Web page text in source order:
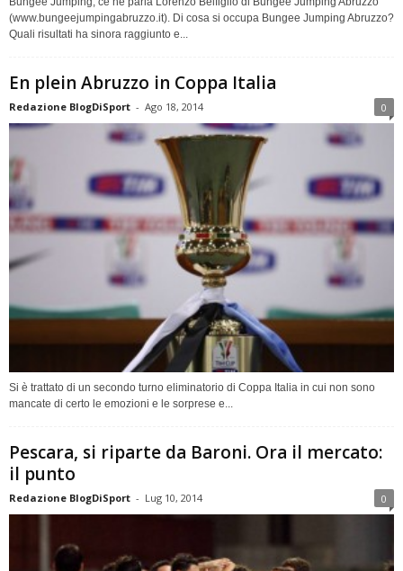
(www.bungeejumpingabruzzo.it). Di cosa si occupa Bungee Jumping Abruzzo?
Quali risultati ha sinora raggiunto e...
En plein Abruzzo in Coppa Italia
Redazione BlogDiSport - Ago 18, 2014 0
Si è trattato di un secondo turno eliminatorio di Coppa Italia in cui non sono
mancate di certo le emozioni e le sorprese e...
Pescara, si riparte da Baroni. Ora il mercato:
il punto
Redazione BlogDiSport - Lug 10, 2014 0